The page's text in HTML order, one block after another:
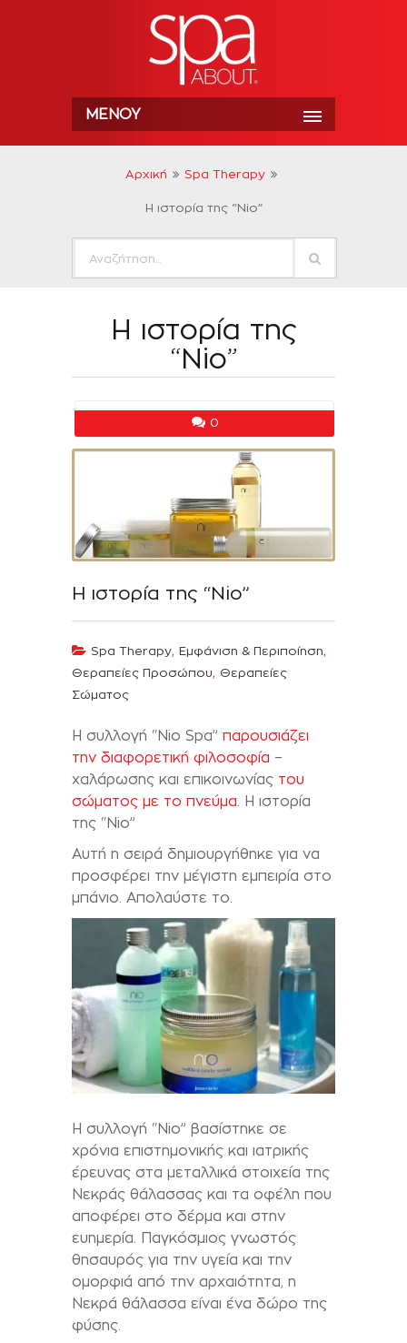
ΜΕΝΟΎ
Αρχική Spa Therapy
H ιστορία της “Nio”
H ιστορία της
“Nio”
0
H ιστορία της “Nio”
Spa Therapy, Εμφάνιση & Περιποίηση,
Θεραπείες Προσώπου, Θεραπείες
Σώματος
Η συλλογή “Nio Spa” παρουσιάζει
την διαφορετική φιλοσοφία –
χαλάρωσης και επικοινωνίας του
σώματος με το πνεύμα . H ιστορία
της “Nio”
Αυτή η σειρά δημιουργήθηκε για να
προσφέρει την μέγιστη εμπειρία στο
μπάνιο. Απολαύστε το.
Η συλλογή “Nio” βασίστηκε σε
χρόνια επιστημονικής και ιατρικής
έρευνας στα μεταλλικά στοιχεία της
Νεκράς θάλασσας και τα οφέλη που
αποφέρει στο δέρμα και στην
ευημερία. Παγκόσμιος γνωστός
θησαυρός για την υγεία και την
ομορφιά από την αρχαιότητα, η
Νεκρά θάλασσα είναι ένα δώρο της
φύσης.